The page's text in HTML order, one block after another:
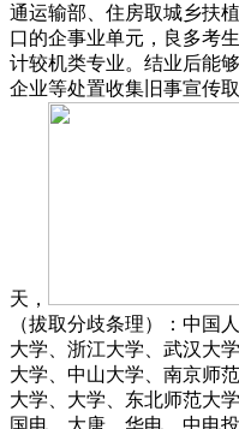
通运输部、住房取城乡扶
口的企事业单元，良多考
计较机类专业。结业后能
企业等处置收集旧事宣传
天，
（拔取分歧条理）：中国
大学、浙江大学、武汉大
大学、中山大学、南京师
大学、大学、东北师范大
国电、大唐、华电、中电投